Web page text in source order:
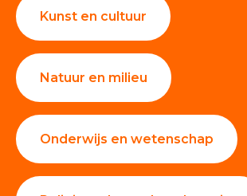
Kunst en cultuur
Natuur en milieu
Onderwijs en wetenschap